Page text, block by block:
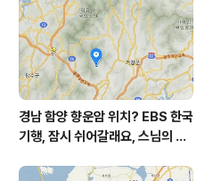
디? / 강원도 화천군 가볼 만한 곳
비수구미 마을, 파로호
경남 함양 향운암 위치? EBS 한국
기행, 잠시 쉬어갈래요, 스님의 어
상남도 함양군 가볼 만한 곳, 용추